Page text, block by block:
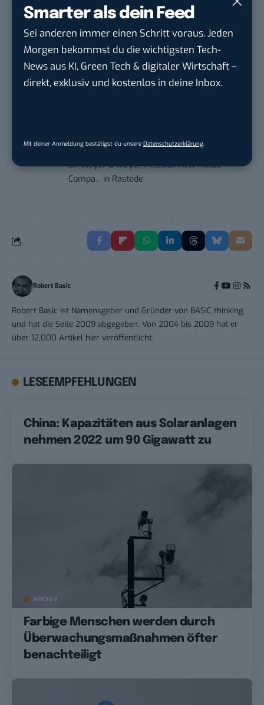
Smarter als dein Feed
Sei anderen immer einen Schritt voraus. Jeden
Morgen bekommst du die wichtigsten Tech-
News aus KI, Green Tech & digitaler Wirtschaft –
direkt, exklusiv und kostenlos in deine Inbox.
Mit deiner Anmeldung bestätigst du unsere Datenschutzerklärung
Marketing Manager – Content
Marketing /...
Acura Fachklinik GmbHinAlbstadt
Referent (m/w/d) Technik & Netzwerke
DVGW Deutscher Verein des Gas- und
(m/w/d)
Dr. Meyer & Meyer-Peteaux New Media
Compa... in Rastede
Robert Basic
Robert Basic ist Namensgeber und Gründer von BASIC thinking
und hat die Seite 2009 abgegeben. Von 2004 bis 2009 hat er
über 12.000 Artikel hier veröffentlicht.
LESEEMPFEHLUNGEN
China: Kapazitäten aus Solaranlagen
nehmen 2022 um 90 Gigawatt zu
ARCHIV
Farbige Menschen werden durch
Überwachungsmaßnahmen öfter
benachteiligt